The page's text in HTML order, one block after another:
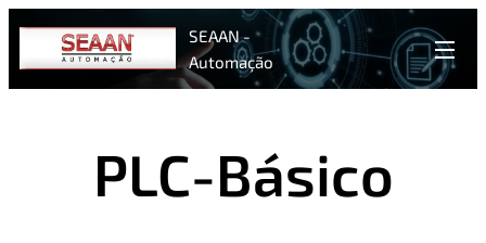
SEAAN -
Automação
PLC-Básico